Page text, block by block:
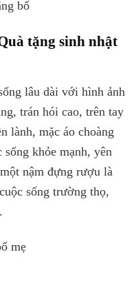
tặng sinh nhật
lâu dài với hình ảnh
trán hói cao, trên tay
lành, mặc áo choàng
khỏe mạnh, yên
nậm đựng rượu là
sống trường thọ,